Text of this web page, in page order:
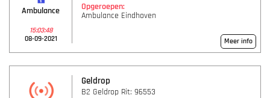
Ambulance
15:03:48
08-09-2021
Opgeroepen:
Ambulance Eindhoven
Meer info
Geldrop
B2 Geldrop Rit: 96553